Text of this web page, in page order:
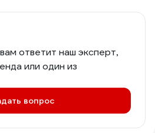
ответит наш эксперт,
или один из
вопрос